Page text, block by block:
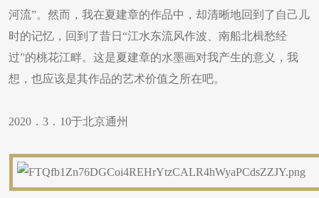
河流”。然而，我在夏建章的作品中，却清晰地回到了自己儿
时的记忆，回到了昔日“江水东流风作波、南船北楫愁经
过”的桃花江畔。这是夏建章的水墨画对我产生的意义，我
想，也应该是其作品的艺术价值之所在吧。
2020．3．10于北京通州